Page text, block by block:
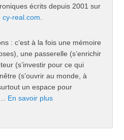
écrits depuis 2001 sur
cy-real.com
: c’est à la fois une mémoire
une passerelle (s’enrichir
(s’investir pour ce qui
(s’ouvrir au monde, à
un espace pour
En savoir plus